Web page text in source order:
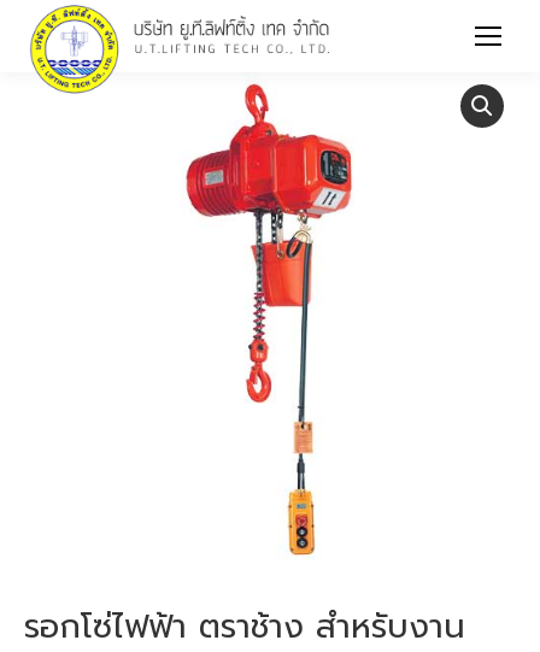
รอกโซ่ไฟฟ้า ตราช้าง สำหรับงาน